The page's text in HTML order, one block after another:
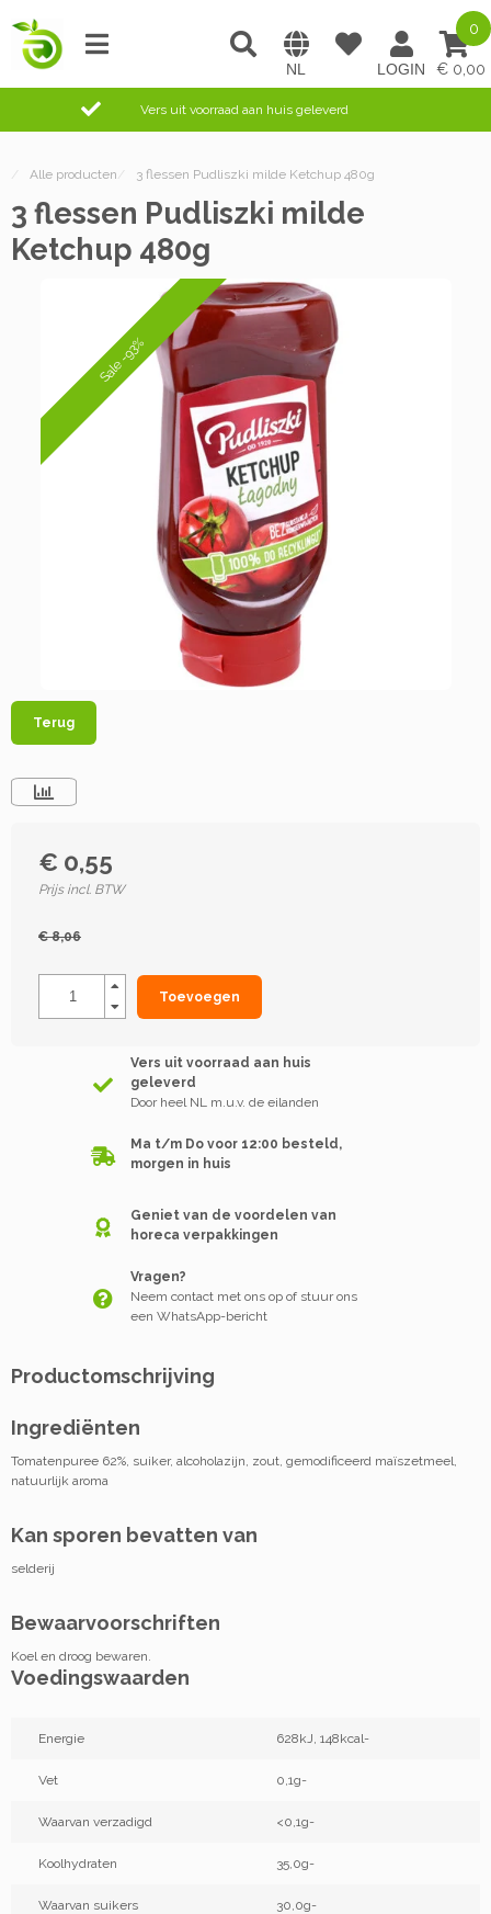
0,00
0
Vers uit voorraad aan huis geleverd
/ Alle producten / 3 flessen Pudliszki milde Ketchup 480g
3 flessen Pudliszki milde
Ketchup 480g
Sale -93%
Terug
€ 0,55
Prijs incl. BTW
€ 8,06
Toevoegen
Vers uit voorraad aan huis
geleverd
Door heel NL m.u.v. de eilanden
Ma t/m Do voor 12:00 besteld,
morgen in huis
Geniet van de voordelen van
horeca verpakkingen
Vragen?
Neem contact met ons op of stuur ons
een WhatsApp-bericht
Productomschrijving
Ingrediënten
Tomatenpuree 62%, suiker, alcoholazijn, zout, gemodificeerd maïszetmeel,
natuurlijk aroma
Kan sporen bevatten van
selderij
Bewaarvoorschriften
Koel en droog bewaren.
Voedingswaarden
Energie 628kJ, 148kcal-
Vet 0,1g-
Waarvan verzadigd <0,1g-
Koolhydraten 35,0g-
Waarvan suikers 30,0g-